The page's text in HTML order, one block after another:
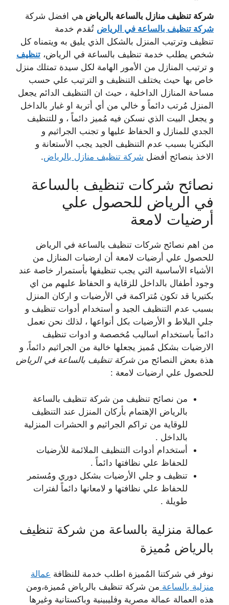
شركة تنظيف منازل بالساعة بالرياض هي افضل شركة
شركة تنظيف بالساعة في الرياض تُقدم خدمة
تنظيف وترتيب المنزل بالشكل الذي يليق به ويتمناه كل
شخص يطلب خدمة تنظيف بالساعة في الرياض، تنظيف
و ترتيب المنازل من الأمور الهامة لكل سيدة تمتلك منزل
خاص بها حيث يختلف التنظيف و الترتيب علي حسب
مساحة المنازل الداخلية ، حيث ان التنظيف الدائم يجعل
المنزل مُرتب دائماً و خالي من أي أتربة او غبار بالداخل
و يجعل البيت الذي نسكن فيه مُميز دائماً ، و للتنظيف
الجدي للمنازل و الحفاظ عليها و تجنب الجراثيم و
البكتريا بسبب عدم التنظيف الجيد يجب الأستعانة و
الاخذ بنصائح أفضل شركة تنظيف منازل بالرياض.
نصائح شركات تنظيف بالساعة
في الرياض للحصول علي
أرضيات لامعة
من اهم نصائح شركات تنظيف بالساعة في الرياض
للحصول علي أرضيات لامعة أن ارضيات المنازل من
الأشياء الأساسية التي يجب تنظيفها بأستمرار خاصة عند
وجود أطفال بالداخل للزقاية و الحفاظ عليهم من اي
بكتيريا قد تكون مُتراكمة في الأرضيات و اركان المنزل
بسبب عدم التنظيف الجيد و أستخدام أدوات تنظيف و
جلي البلاط و الأرضيات بكل أنواعها ، لذلك نحن نعمل
دائماً باستخدام اساليب مُخصصة و ادوات تنظيف
الارضيات بشكل مُميز يجعلها خالية من الجراثيم دائماً، و
هذة بعض النصائح منشركة تنظيف بالساعة في الرياض
للحصول علي ارضيات لامعة :
من نصائح تنظيف من شركة تنظيف بالساعة
بالرياض الإهتمام بأركان المنزل عند التنظيف
للوقاية من تراكم الجراثيم و الحشرات المنزلية
بالداخل .
أستخدام أدوات التنظيف الملائمة للأرضيات
للحفاظ علي نظافتها دائماً .
تنظيف و جلي الأرضيات بشكل دوري ومُستمر
للحفاظ علي نظافتها و لامعانها دائماً لفترات
طويلة .
عمالة منزلية بالساعة من شركة تنظيف
بالرياض مُميزة
نوفر في شركتنا المُميزة اطلب خدمة للنظافة عمالة
منزلية بالساعة من شركة تنظيف بالرياض مُميزة،ومن
هذه العمالة عمالة مصرية وفليبينية وباكستانية وغيرها